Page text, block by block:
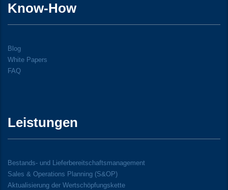
Know-How
Blog
White Papers
FAQ
Leistungen
Bestands- und Lieferbereitschaftsmanagement
Sales & Operations Planning (S&OP)
Aktualisierung der Wertschöpfungskette